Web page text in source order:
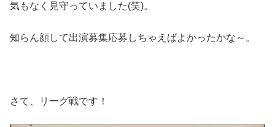
気もなく見守っていました(笑)。
知らん顔して出演募集応募しちゃえばよかったかな～。
さて、リーグ戦です！